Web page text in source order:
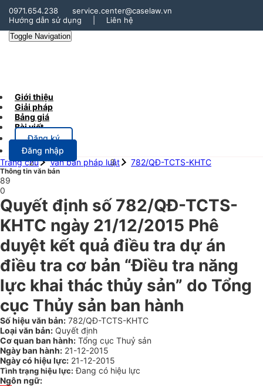
0971.654.238
service.center@caselaw.vn
Hướng dẫn sử dụng
Liên hệ
Toggle Navigation
Giới thiệu
Giải pháp
Bảng giá
Bài viết
Đăng ký
Đăng nhập
Trang chủ
Văn bản pháp luật 782/QĐ-TCTS-KHTC
Thông tin văn bản
89
0
Quyết định số 782/QĐ-TCTS-
KHTC ngày 21/12/2015 Phê
duyệt kết quả điều tra dự án
điều tra cơ bản “Điều tra năng
lực khai thác thủy sản” do Tổng
cục Thủy sản ban hành
Số hiệu văn bản: 782/QĐ-TCTS-KHTC
Loại văn bản: Quyết định
Cơ quan ban hành: Tổng cục Thuỷ sản
Ngày ban hành: 21-12-2015
Ngày có hiệu lực: 21-12-2015
Tình trạng hiệu lực: Đang có hiệu lực
Ngôn ngữ: